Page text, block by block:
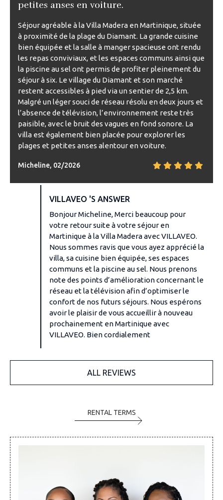
petites anses en voiture.
Séjour agréable à la Villa Madera en Martinique, située
à proximité de la plage du Diamant. La grande cuisine
bien équipée et la salle à manger spacieuse ont rendu
les repas conviviaux, et les espaces communs ainsi que
la piscine au sel ont permis de profiter pleinement du
séjour à six. Le village du Diamant et son marché
restent accessibles à pied via un sentier de 2,5 km.
Malgré un léger souci de réseau résolu en deux jours et
l’absence de télévision, l’environnement reste très
paisible, avec le bruit des vagues en fond sonore. La
villa est également bien placée pour explorer les
plages et petites anses alentour en voiture.
Micheline, 02/2026
VILLAVEO 'S ANSWER
Bonjour Micheline, Merci beaucoup pour
votre retour suite à votre séjour en
Martinique à la Villa Madera avec VILLAVEO.
Nous sommes ravis que vous ayez apprécié la
villa, sa cuisine bien équipée, ses espaces
communs et la piscine au sel. Nous prenons
note des points d’amélioration concernant le
réseau et la télévision afin d’optimiser le
confort de nos futurs séjours. Nous espérons
avoir le plaisir de vous accueillir à nouveau
prochainement en Martinique avec
VILLAVEO. Bien cordialement
ALL REVIEWS
RENTAL TERMS